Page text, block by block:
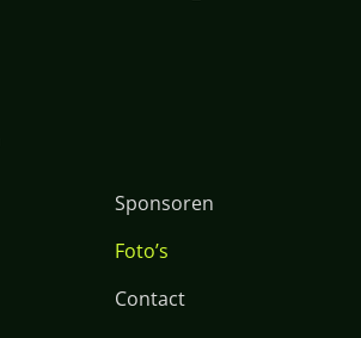
Sponsoren
Foto’s
Contact